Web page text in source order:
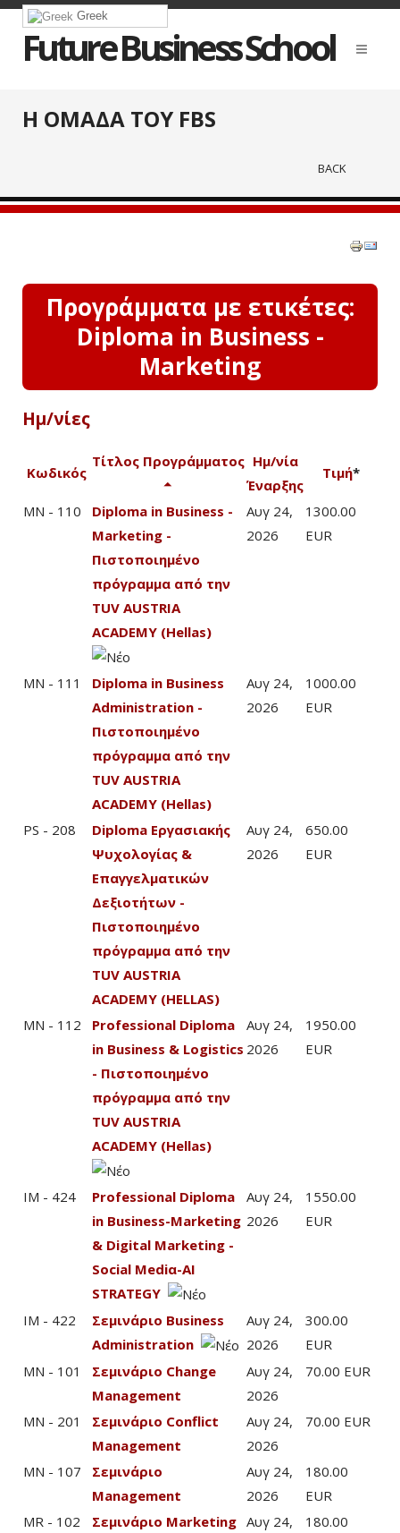
Greek
Future Business School
Η ΟΜΑΔΑ ΤΟΥ FBS
BACK
Προγράμματα με ετικέτες:
Diploma in Business -
Marketing
Ημ/νίες
Κωδικός
Τίτλος Προγράμματος Ημ/νία
Έναρξης
Τιμή*
MN - 110
Diploma in Business -
Marketing -
Πιστοποιημένο
πρόγραμμα από την
TUV AUSTRIA
ACADEMY (Hellas)
Αυγ 24,
2026
1300.00
EUR
MN - 111
Diploma in Business
Administration -
Πιστοποιημένο
πρόγραμμα από την
TUV AUSTRIA
ACADEMY (Hellas)
Αυγ 24,
2026
1000.00
EUR
PS - 208
Diploma Εργασιακής
Ψυχολογίας &
Επαγγελματικών
Δεξιοτήτων -
Πιστοποιημένο
πρόγραμμα από την
TUV AUSTRIA
ACADEMY (HELLAS)
Αυγ 24,
2026
650.00
EUR
MN - 112
Professional Diploma
in Business & Logistics
- Πιστοποιημένο
πρόγραμμα από την
TUV AUSTRIA
ACADEMY (Hellas)
Αυγ 24,
2026
1950.00
EUR
IM - 424
Professional Diploma
in Business-Marketing
& Digital Marketing -
Social Mediα-AI
STRATEGY
Αυγ 24,
2026
1550.00
EUR
IM - 422
Σεμινάριο Business
Administration
Αυγ 24,
2026
300.00
EUR
MN - 101
Σεμινάριο Change
Management
Αυγ 24,
2026
70.00 EUR
MN - 201
Σεμινάριο Conflict
Management
Αυγ 24,
2026
70.00 EUR
MN - 107
Σεμινάριο
Management
Αυγ 24,
2026
180.00
EUR
MR - 102
Σεμινάριο Marketing Αυγ 24,
180.00